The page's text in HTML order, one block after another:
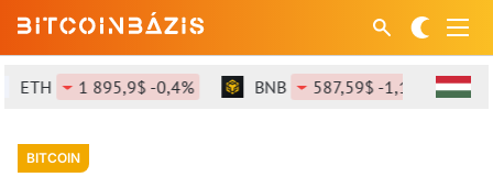
ETH 1 895,9$ -0,4% BNB 587,59$ -1,17%
BITCOIN